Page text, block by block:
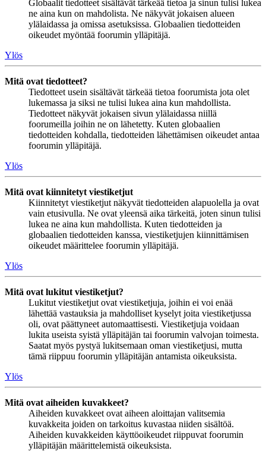
Globaalit tiedotteet sisältävät tärkeää tietoa ja sinun tulisi lukea
ne aina kun on mahdolista. Ne näkyvät jokaisen alueen
ylälaidassa ja omissa asetuksissa. Globaalien tiedotteiden
oikeudet myöntää foorumin ylläpitäjä.
Ylös
Mitä ovat tiedotteet?
Tiedotteet usein sisältävät tärkeää tietoa foorumista jota olet
lukemassa ja siksi ne tulisi lukea aina kun mahdollista.
Tiedotteet näkyvät jokaisen sivun ylälaidassa niillä
foorumeilla joihin ne on lähetetty. Kuten globaalien
tiedotteiden kohdalla, tiedotteiden lähettämisen oikeudet antaa
foorumin ylläpitäjä.
Ylös
Mitä ovat kiinnitetyt viestiketjut
Kiinnitetyt viestiketjut näkyvät tiedotteiden alapuolella ja ovat
vain etusivulla. Ne ovat yleensä aika tärkeitä, joten sinun tulisi
lukea ne aina kun mahdollista. Kuten tiedotteiden ja
globaalien tiedotteiden kanssa, viestiketjujen kiinnittämisen
oikeudet määrittelee foorumin ylläpitäjä.
Ylös
Mitä ovat lukitut viestiketjut?
Lukitut viestiketjut ovat viestiketjuja, joihin ei voi enää
lähettää vastauksia ja mahdolliset kyselyt joita viestiketjussa
oli, ovat päättyneet automaattisesti. Viestiketjuja voidaan
lukita useista syistä ylläpitäjän tai foorumin valvojan toimesta.
Saatat myös pystyä lukitsemaan oman viestiketjusi, mutta
tämä riippuu foorumin ylläpitäjän antamista oikeuksista.
Ylös
Mitä ovat aiheiden kuvakkeet?
Aiheiden kuvakkeet ovat aiheen aloittajan valitsemia
kuvakkeita joiden on tarkoitus kuvastaa niiden sisältöä.
Aiheiden kuvakkeiden käyttöoikeudet riippuvat foorumin
ylläpitäjän määrittelemistä oikeuksista.